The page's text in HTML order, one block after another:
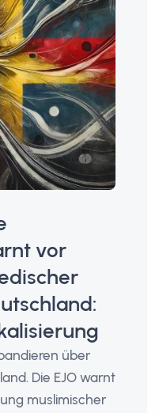
vor
über
Die EJO warnt
muslimischer